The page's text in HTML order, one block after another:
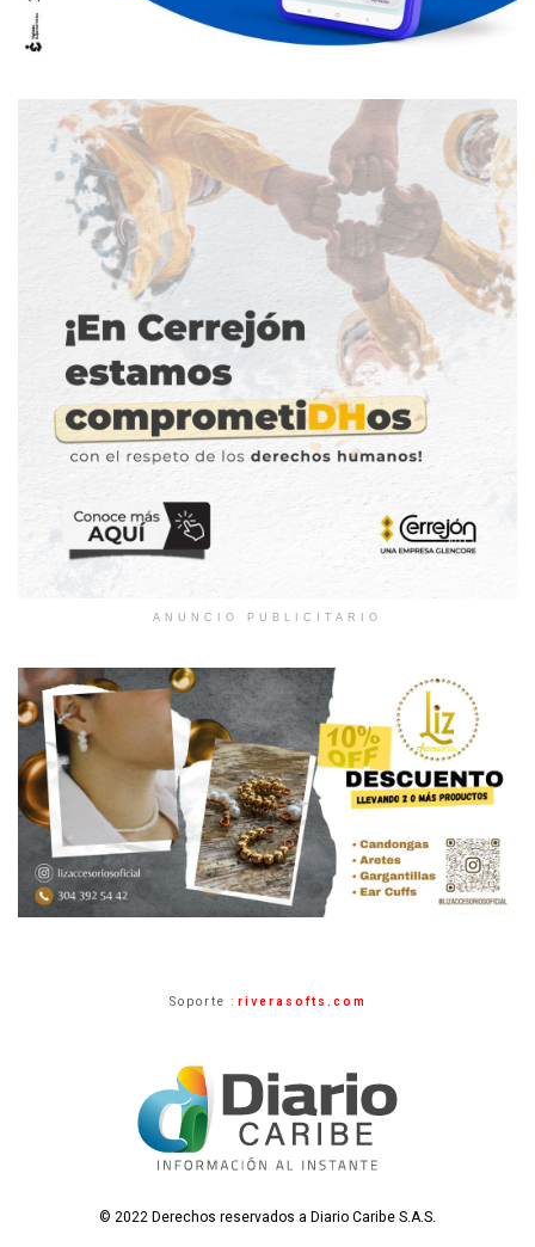
ANUNCIO PUBLICITARIO
Soporte : riverasofts.com
© 2022 Derechos reservados a Diario Caribe S.A.S.